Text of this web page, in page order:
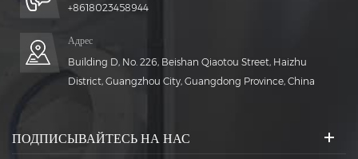
+8618023458944
Адрес
Building D, No. 226, Beishan Qiaotou Street, Haizhu
District, Guangzhou City, Guangdong Province, China
ПОДПИСЫВАЙТЕСЬ НА НАС